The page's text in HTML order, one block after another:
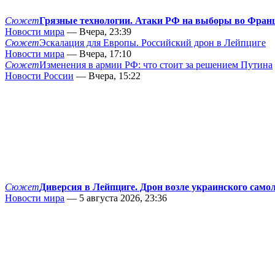
СюжетГрязные технологии. Атаки РФ на выборы во
Новости мира — Вчера, 23:39
СюжетЭскалация для Европы. Российский дрон в Лейпциге
Новости мира — Вчера, 17:10
СюжетИзменения в армии РФ: что стоит за решением Путина
Новости России — Вчера, 15:22
СюжетДиверсия в Лейпциге. Дрон возле украинского
Новости мира — 5 августа 2026, 23:36